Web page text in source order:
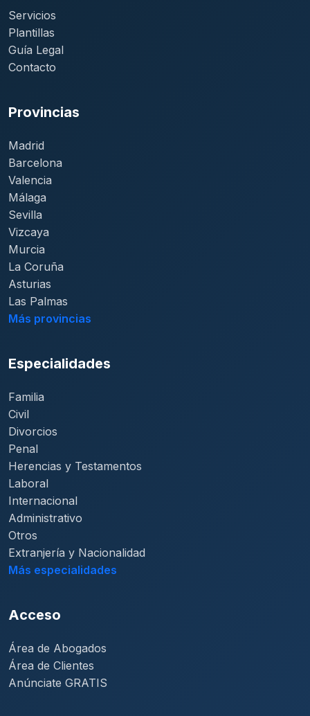
Servicios
Plantillas
Guía Legal
Contacto
Provincias
Madrid
Barcelona
Valencia
Málaga
Sevilla
Vizcaya
Murcia
La Coruña
Asturias
Las Palmas
Más provincias
Especialidades
Familia
Civil
Divorcios
Penal
Herencias y Testamentos
Laboral
Internacional
Administrativo
Otros
Extranjería y Nacionalidad
Más especialidades
Acceso
Área de Abogados
Área de Clientes
Anúnciate GRATIS